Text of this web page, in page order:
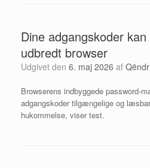
Dine adgangskoder
udbredt browser
Udgivet den 6. maj 2026 af
Browserens indbyggede password-
adgangskoder tilgængelige og
hukommelse, viser test.